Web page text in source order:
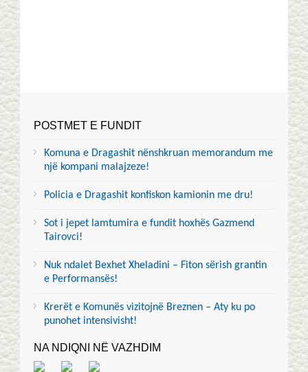
POSTMET E FUNDIT
Komuna e Dragashit nënshkruan memorandum me
një kompani malajzeze!
Policia e Dragashit konfiskon kamionin me dru!
Sot i jepet lamtumira e fundit hoxhës Gazmend
Tairovci!
Nuk ndalet Bexhet Xheladini – Fiton sërish grantin
e Performansës!
Krerët e Komunës vizitojnë Breznen – Aty ku po
punohet intensivisht!
NA NDIQNI NË VAZHDIM